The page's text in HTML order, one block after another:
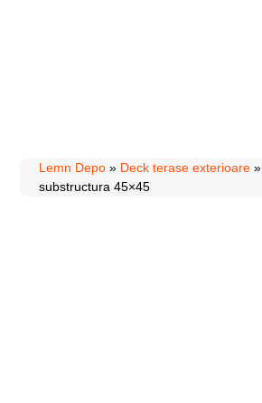
Lemn Depo» Deck terase exterioare»
substructura 45×45